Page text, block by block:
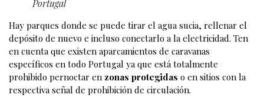
Portugal
Hay parques donde se puede tirar el agua sucia, rellenar el
depósito de nuevo e incluso conectarlo a la electricidad. Ten
en cuenta que existen aparcamientos de caravanas
específicos en todo Portugal ya que está totalmente
prohibido pernoctar en zonas protegidas o en sitios con la
respectiva señal de prohibición de circulación.